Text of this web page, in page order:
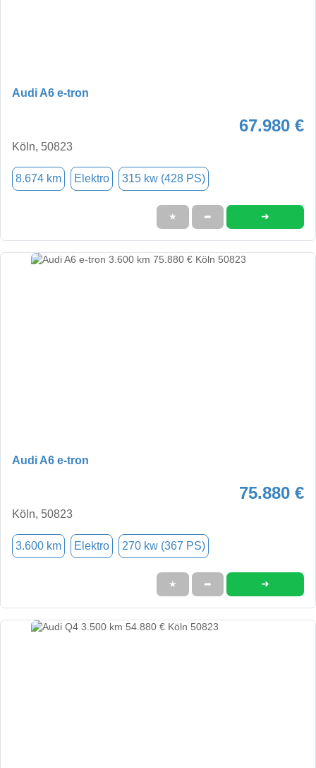
Audi A6 e-tron
67.980 €
Köln, 50823
8.674 km Elektro 315 kw (428 PS)
★ ➦ ➜
Audi A6 e-tron
75.880 €
Köln, 50823
3.600 km Elektro 270 kw (367 PS)
★ ➦ ➜